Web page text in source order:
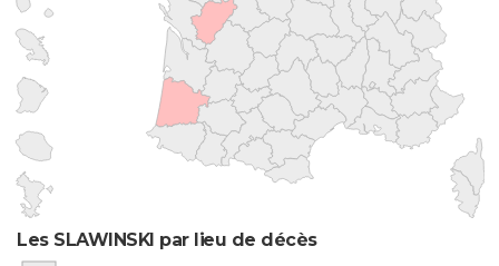
Les SLAWINSKI par lieu de décès